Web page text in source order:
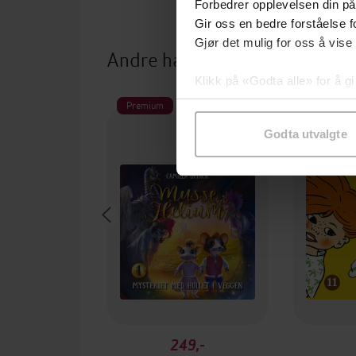
Forbedrer opplevelsen din
Gir oss en bedre forståelse
Gjør det mulig for oss å vise
Klikk på «Godta alle» for å
samtykke til spesifikke
Godta utvalgte
Andre har også kjøpt
Premium
249,-